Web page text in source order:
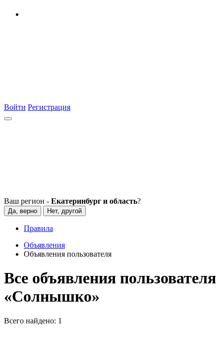
Войти Регистрация
Ваш регион - Екатеринбург и область?
Да, верно Нет, другой
Правила
Объявления
Объявления пользователя
Все объявления пользователя
«Сoлнышко»
Всего найдено: 1